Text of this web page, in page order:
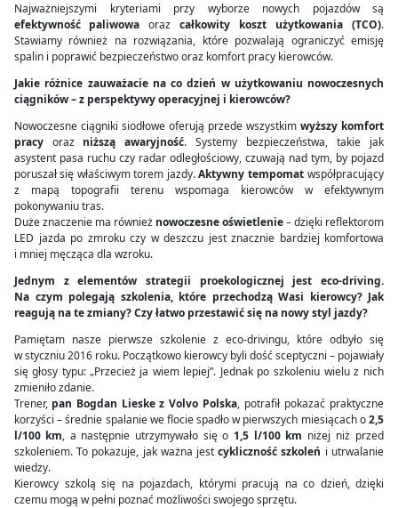
Najważniejszymi kryteriami przy wyborze nowych pojazdów są
efektywność paliwowa oraz całkowity koszt użytkowania (TCO).
Stawiamy również na rozwiązania, które pozwalają ograniczyć emisję
spalin i poprawić bezpieczeństwo oraz komfort pracy kierowców.
Jakie różnice zauważacie na co dzień w użytkowaniu nowoczesnych
ciągników – z perspektywy operacyjnej i kierowców?
Nowoczesne ciągniki siodłowe oferują przede wszystkim wyższy komfort
pracy oraz niższą awaryjność. Systemy bezpieczeństwa, takie jak
asystent pasa ruchu czy radar odległościowy, czuwają nad tym, by pojazd
poruszał się właściwym torem jazdy.Aktywny tempomat współpracujący
z mapą topografii terenu wspomaga kierowców w efektywnym
pokonywaniu tras.
Duże znaczenie ma również nowoczesne oświetlenie– dzięki reflektorom
LED jazda po zmroku czy w deszczu jest znacznie bardziej komfortowa
i mniej męcząca dla wzroku.
Jednym z elementów strategii proekologicznej jest eco-driving.
Na czym polegają szkolenia, które przechodzą Wasi kierowcy? Jak
reagują na te zmiany? Czy łatwo przestawić się na nowy styl jazdy?
Pamiętam nasze pierwsze szkolenie z eco-drivingu, które odbyło się
w styczniu 2016 roku. Początkowo kierowcy byli dość sceptyczni – pojawiały
się głosy typu: „Przecież ja wiem lepiej”. Jednak po szkoleniu wielu z nich
zmieniło zdanie.
Trener, pan Bogdan Lieske z Volvo Polska, potrafił pokazać praktyczne
korzyści – średnie spalanie we flocie spadło w pierwszych miesiącach o2,5
l/100 km, a następnie utrzymywało się o 1,5 l/100 km niżej niż przed
szkoleniem. To pokazuje, jak ważna jest cykliczność szkoleń i utrwalanie
wiedzy.
Kierowcy szkolą się na pojazdach, którymi pracują na co dzień, dzięki
czemu mogą w pełni poznać możliwości swojego sprzętu.